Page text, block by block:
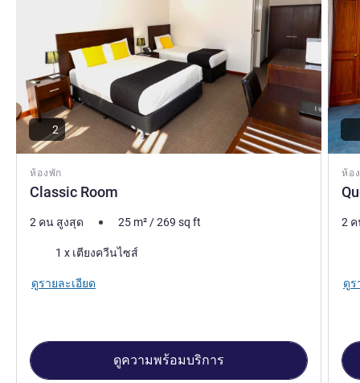
ห้องพัก
Classic Room
2
2 คน สูงสุด 25 m²/269 sq ft
เครื่องนอน
1 x เตียงควีนไซส์
ดูรายละเอียด
ดูความพร้อมบริการ
ห้อ
2
ดูร